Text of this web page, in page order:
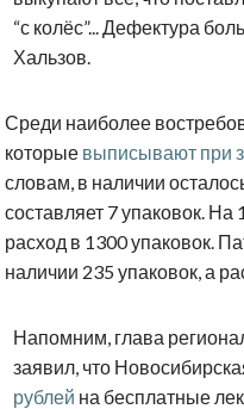
“с колёс”... Дефектура
Хальзов.
Среди наиболее
которые выписывают при
словам, в наличии
составляет 7 упаковок.
расход в 1300 упаковок.
наличии 235 упаковок, а
Напомним, глава
заявил, что
рублей на бесплатные